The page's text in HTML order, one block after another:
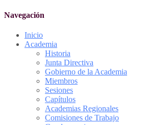
Navegación
Inicio
Academia
Historia
Junta Directiva
Gobierno de la Academia
Miembros
Sesiones
Capítulos
Academias Regionales
Comisiones de Trabajo